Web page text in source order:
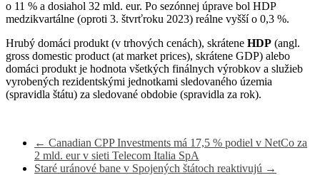
o 11 % a dosiahol 32 mld. eur. Po sezónnej úprave bol HDP
medzikvartálne (oproti 3. štvrťroku 2023) reálne vyšší o 0,3 %.
Hrubý domáci produkt (v trhových cenách), skrátene HDP (angl.
gross domestic product (at market prices), skrátene GDP) alebo
domáci produkt je hodnota všetkých finálnych výrobkov a služieb
vyrobených rezidentskými jednotkami sledovaného územia
(spravidla štátu) za sledované obdobie (spravidla za rok).
← Canadian CPP Investments má 17,5 % podiel v NetCo za
2 mld. eur v sieti Telecom Italia SpA
Staré uránové bane v Spojených štátoch reaktivujú →